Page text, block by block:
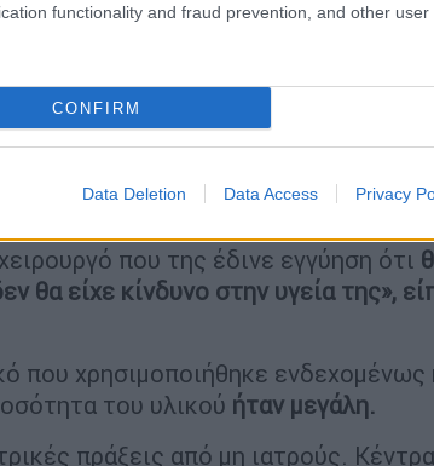
functionality and fraud prevention, and other user
CONFIRM
Data Deletion Data Access Privacy
μπορούν να κάνουν ενέσεις
MEGA ο δικηγόρος
πως η εντολέας του προχώρησε σε
πλαστικό χειρουργό των Αθηνών,
που της έδινε εγγύηση ότι
θα είχε κίνδυνο στην υγεία της»,
που χρησιμοποιήθηκε ενδεχομένως
του υλικού ήταν μεγάλη.
πράξεις από μη ιατρούς. Κέντρα